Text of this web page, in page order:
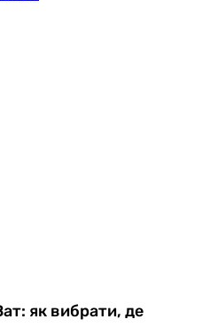
як вибрати, де